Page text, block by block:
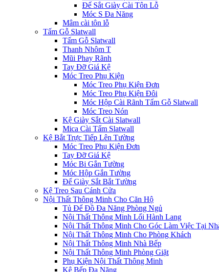
Đế Sắt Giày Cài Tôn Lỗ
Móc S Đa Năng
Mâm cài tôn lỗ
Tấm Gỗ Slatwall
Tấm Gỗ Slatwall
Thanh Nhôm T
Mũi Phay Rãnh
Tay Đỡ Giá Kệ
Móc Treo Phụ Kiện
Móc Treo Phụ Kiện Đơn
Móc Treo Phụ Kiện Đôi
Móc Hộp Cài Rãnh Tấm Gỗ Slatwall
Móc Treo Nón
Kệ Giày Sắt Cài Slatwall
Mica Cài Tấm Slatwall
Kệ Bắt Trực Tiếp Lên Tường
Móc Treo Phụ Kiện Đơn
Tay Đỡ Giá Kệ
Móc Bi Gắn Tường
Móc Hộp Gắn Tường
Đế Giày Sắt Bắt Tường
Kệ Treo Sau Cánh Cửa
Nội Thất Thông Minh Cho Căn Hộ
Tủ Để Đồ Đa Năng Phòng Ngủ
Nội Thất Thông Minh Lối Hành Lang
Nội Thất Thông Minh Cho Góc Làm Việc Tại
Nội Thất Thông Minh Cho Phòng Khách
Nội Thất Thông Minh Nhà Bếp
Nội Thất Thông Minh Phòng Giặt
Phụ Kiện Nội Thất Thông Minh
Kệ Bếp Đa Năng